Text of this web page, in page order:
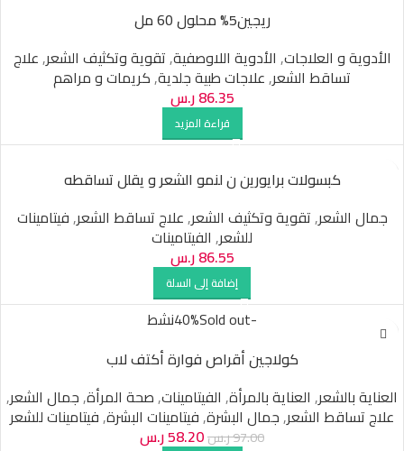
ريجين5% محلول 60 مل
الأدوية و العلاجات, الأدوية اللاوصفية,تقوية وتكثيف الشعر,علاج
تساقط الشعر,علاجات طبية جلدية,كريمات و مراهم
86.35ر.س
قراءة المزيد
كبسولات برايورين ن لنمو الشعر و يقلل تساقطه
جمال الشعر,تقوية وتكثيف الشعر,علاج تساقط الشعر,فيتامينات
للشعر, الفيتامينات
86.55ر.س
إضافة إلى السلة
-40%
Sold out
نشط
كولاجين أقراص فوارة أكتف لاب
العناية بالشعر, العناية بالمرأة, الفيتامينات,صحة المرأة,جمال الشعر,
علاج تساقط الشعر,جمال البشرة,فيتامينات البشرة,فيتامينات للشعر
97.00ر.س58.20ر.س